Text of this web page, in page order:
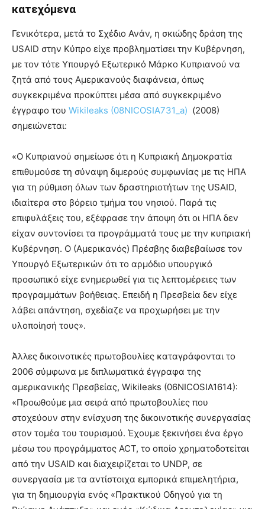
κατεχόμενα
Γενικότερα, μετά το Σχέδιο Ανάν, η σκιώδης δράση της
USAID στην Κύπρο είχε προβληματίσει την Κυβέρνηση,
με τον τότε Υπουργό Εξωτερικό Μάρκο Κυπριανού να
ζητά από τους Αμερικανούς διαφάνεια, όπως
συγκεκριμένα προκύπτει μέσα από συγκεκριμένο
έγγραφο του Wikileaks (08NICOSIA731_a) (2008)
σημειώνεται:
«Ο Κυπριανού σημείωσε ότι η Κυπριακή Δημοκρατία
επιθυμούσε τη σύναψη διμερούς συμφωνίας με τις ΗΠΑ
για τη ρύθμιση όλων των δραστηριοτήτων της USAID,
ιδιαίτερα στο βόρειο τμήμα του νησιού. Παρά τις
επιφυλάξεις του, εξέφρασε την άποψη ότι οι ΗΠΑ δεν
είχαν συντονίσει τα προγράμματά τους με την κυπριακή
Κυβέρνηση. Ο (Αμερικανός) Πρέσβης διαβεβαίωσε τον
Υπουργό Εξωτερικών ότι το αρμόδιο υπουργικό
προσωπικό είχε ενημερωθεί για τις λεπτομέρειες των
προγραμμάτων βοήθειας. Επειδή η Πρεσβεία δεν είχε
λάβει απάντηση, σχεδίαζε να προχωρήσει με την
υλοποίησή τους».
Άλλες δικοινοτικές πρωτοβουλίες καταγράφονται το
2006 σύμφωνα με διπλωματικά έγγραφα της
αμερικανικής Πρεσβείας, Wikileaks (06NICOSIA1614):
«Προωθούμε μια σειρά από πρωτοβουλίες που
στοχεύουν στην ενίσχυση της δικοινοτικής συνεργασίας
στον τομέα του τουρισμού. Έχουμε ξεκινήσει ένα έργο
μέσω του προγράμματος ACT, το οποίο χρηματοδοτείται
από την USAID και διαχειρίζεται το UNDP, σε
συνεργασία με τα αντίστοιχα εμπορικά επιμελητήρια,
για τη δημιουργία ενός «Πρακτικού Οδηγού για τη